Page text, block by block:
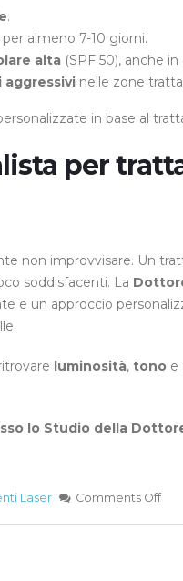
.
per almeno 7-10 giorni.
alta (SPF 50), anche in
nelle zone
in base al
per
non improvvisare. Un
soddisfacenti. La
e un approccio
luminosità, tono e
lo Studio della
Laser
Comments Off